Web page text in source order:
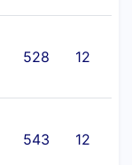
528 12
543 12